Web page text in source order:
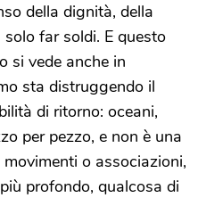
della dignità, della
far soldi. E questo
si vede anche in
sta distruggendo il
di ritorno: oceani,
per pezzo, e non è una
o associazioni,
profondo, qualcosa di